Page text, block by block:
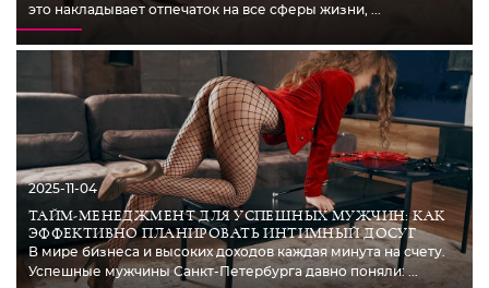
это накладывает отпечаток на все сферы жизни, ...
2025-11-04
ТАЙМ-МЕНЕДЖМЕНТ ДЛЯ УСПЕШНЫХ МУЖЧИН: КАК
ЭФФЕКТИВНО ПЛАНИРОВАТЬ ИНТИМНЫЙ ДОСУГ
В мире бизнеса и высоких доходов каждая минута на счету.
Успешные мужчины Санкт-Петербурга давно поняли: ...